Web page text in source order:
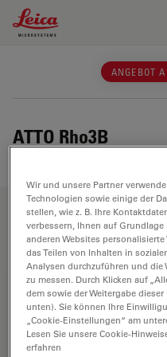
Leica Microsystems Logo
ANGEBOT
ATTO Rho3B
Anwendungsbereiche
Biowissenschaften
Die Life Science Division
die
höchster
Wir und unsere Partner
Technologien sowie einige der
stellen, wie z. B. Ihre
verbessern, Ihnen auf
anderen Websites
das Teilen von Inhalten in
Analysen durchzuführen und die
zu messen. Durch Klicken auf
dem sowie der Weitergabe
unten). Sie können Ihre
„Cookie-Einstellungen“ am
Lesen Sie unsere Cookie-
erfahren